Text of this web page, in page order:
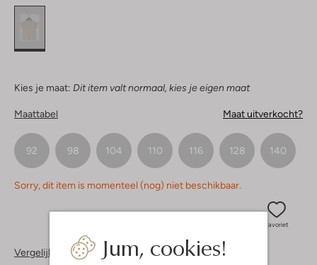
Jum, cookies!
Kies je maat: Dit item valt normaal, kies je eigen maat
Maattabel Maat uitverkocht?
92 98 104 110 116 128 140
Sorry, dit item is momenteel (nog) niet beschikbaar.
Favoriet
Vergelijkbare items